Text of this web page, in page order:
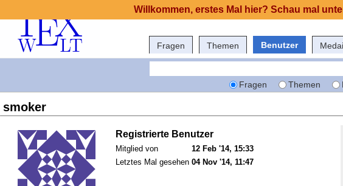
Fragen Themen Benutzer
Fragen Themen
smoker
Registrierte Benutzer
Mitglied von
12 Feb '14, 15:33
Letztes Mal gesehen 04 Nov '14, 11:47
Willkommen, erstes Mal hier? Schau mal